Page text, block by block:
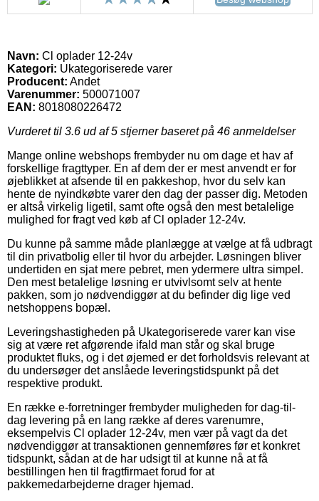
Navn: Cl oplader 12-24v
Kategori: Ukategoriserede varer
Producent: Andet
Varenummer: 500071007
EAN: 8018080226472
Vurderet til 3.6 ud af 5 stjerner baseret på 46 anmeldelser
Mange online webshops frembyder nu om dage et hav af
forskellige fragttyper. En af dem der er mest anvendt er for
øjeblikket at afsende til en pakkeshop, hvor du selv kan
hente de nyindkøbte varer den dag der passer dig. Metoden
er altså virkelig ligetil, samt ofte også den mest betalelige
mulighed for fragt ved køb af Cl oplader 12-24v.
Du kunne på samme måde planlægge at vælge at få udbragt
til din privatbolig eller til hvor du arbejder. Løsningen bliver
undertiden en sjat mere pebret, men ydermere ultra simpel.
Den mest betalelige løsning er utvivlsomt selv at hente
pakken, som jo nødvendiggør at du befinder dig lige ved
netshoppens bopæl.
Leveringshastigheden på Ukategoriserede varer kan vise
sig at være ret afgørende ifald man står og skal bruge
produktet fluks, og i det øjemed er det forholdsvis relevant at
du undersøger det anslåede leveringstidspunkt på det
respektive produkt.
En række e-forretninger frembyder muligheden for dag-til-
dag levering på en lang række af deres varenumre,
eksempelvis Cl oplader 12-24v, men vær på vagt da det
nødvendiggør at transaktionen gennemføres før et konkret
tidspunkt, sådan at de har udsigt til at kunne nå at få
bestillingen hen til fragtfirmaet forud for at
pakkemedarbejderne drager hjemad.